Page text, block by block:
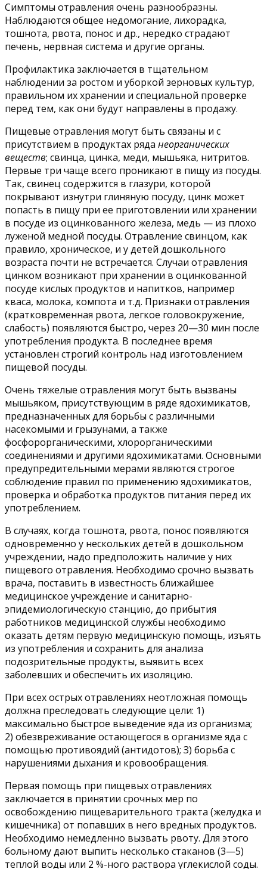
Симптомы отравления очень разнообразны.
Наблюдаются общее недомогание, лихорадка,
тошнота, рвота, понос и др., нередко страдают
печень, нервная система и другие органы.
Профилактика заключается в тщательном
наблюдении за ростом и уборкой зерновых культур,
правильном их хранении и специальной проверке
перед тем, как они будут направлены в продажу.
Пищевые отравления могут быть связаны и с
присутствием в продуктах ряда неорганических
веществ; свинца, цинка, меди, мышьяка, нитритов.
Первые три чаще всего проникают в пищу из посуды.
Так, свинец содержится в глазури, которой
покрывают изнутри глиняную посуду, цинк может
попасть в пищу при ее приготовлении или хранении
в посуде из оцинкованного железа, медь — из плохо
луженой медной посуды. Отравление свинцом, как
правило, хроническое, и у детей дошкольного
возраста почти не встречается. Случаи отравления
цинком возникают при хранении в оцинкованной
посуде кислых продуктов и напитков, например
кваса, молока, компота и т.д. Признаки отравления
(кратковременная рвота, легкое головокружение,
слабость) появляются быстро, через 20—30 мин после
употребления продукта. В последнее время
установлен строгий контроль над изготовлением
пищевой посуды.
Очень тяжелые отравления могут быть вызваны
мышьяком, присутствующим в ряде ядохимикатов,
предназначенных для борьбы с различными
насекомыми и грызунами, а также
фосфорорганическими, хлорорганическими
соединениями и другими ядохимикатами. Основными
предупредительными мерами являются строгое
соблюдение правил по применению ядохимикатов,
проверка и обработка продуктов питания перед их
употреблением.
В случаях, когда тошнота, рвота, понос появляются
одновременно у нескольких детей в дошкольном
учреждении, надо предположить наличие у них
пищевого отравления. Необходимо срочно вызвать
врача, поставить в известность ближайшее
медицинское учреждение и санитарно-
эпидемиологическую станцию, до прибытия
работников медицинской службы необходимо
оказать детям первую медицинскую помощь, изъять
из употребления и сохранить для анализа
подозрительные продукты, выявить всех
заболевших и обеспечить их изоляцию.
При всех острых отравлениях неотложная помощь
должна преследовать следующие цели: 1)
максимально быстрое выведение яда из организма;
2) обезвреживание остающегося в организме яда с
помощью противоядий (антидотов); З) борьба с
нарушениями дыхания и кровообращения.
Первая помощь при пищевых отравлениях
заключается в принятии срочных мер по
освобождению пищеварительного тракта (желудка и
кишечника) от попавших в него вредных продуктов.
Необходимо немедленно вызвать рвоту. Для этого
больному дают выпить несколько стаканов (3—5)
теплой воды или 2 %-ного раствора углекислой соды.